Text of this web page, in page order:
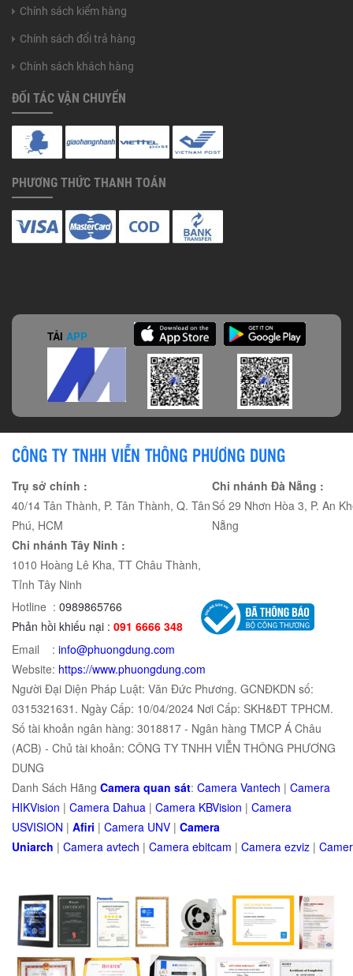
Chính sách kiểm hàng
Chính sách đổi trả hàng
Chính sách khách hàng
ĐỐI TÁC VẬN CHUYỂN
PHƯƠNG THỨC THANH TOÁN
TẢI APP
CÔNG TY TNHH VIỄN THÔNG PHƯƠNG DUNG
Trụ sở chính :
40/14 Tân Thành, P. Tân Thành, Q. Tân
Phú, HCM
Chi nhánh Đà Nẵng :
Số 29 Nhơn Hòa 3, P. An
Nẵng
Chi nhánh Tây Ninh :
1010 Hoàng Lê Kha, TT Châu Thành,
Tỉnh Tây Ninh
Hotline : 0989865766
Phản hồi khiếu nại : 091 6666 348
Email : info@phuongdung.com
Website: https://www.phuongdung.com
Người Đại Diện Pháp Luật: Văn Đức Phương. GCNĐKDN số:
0315321631. Ngày Cấp: 10/04/2024 Nơi Cấp: SKH&ĐT TPHCM.
Số tài khoản ngân hàng: 3018817 - Ngân hàng TMCP Á Châu
(ACB) - Chủ tài khoản: CÔNG TY TNHH VIỄN THÔNG PHƯƠNG
DUNG
Danh Sách Hãng Camera quan sát: Camera Vantech | Camera
HIKVision | Camera Dahua | Camera KBVision | Camera
USVISION | Afiri | Camera UNV | Camera
Uniarch | Camera avtech | Camera ebitcam | Camera ezviz |